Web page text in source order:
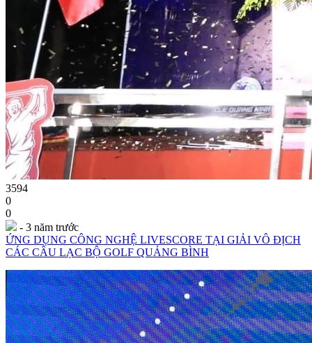
3594
0
0
- 3 năm trước
ỨNG DỤNG CÔNG NGHỆ LIVESCORE TẠI GIẢI VÔ ĐỊCH
CÁC CÂU LẠC BỘ GOLF QUẢNG BÌNH